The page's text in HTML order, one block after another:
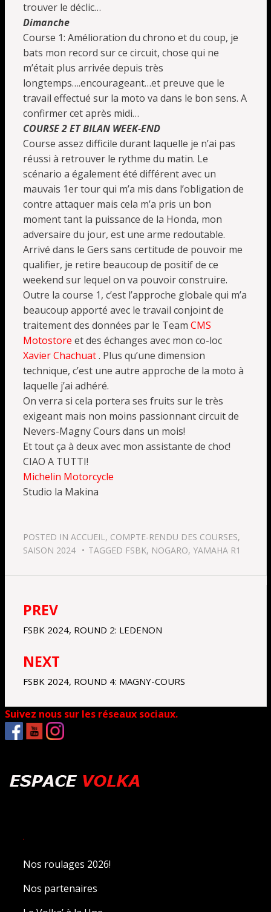
trouver le déclic…
Dimanche
Course 1: Amélioration du chrono et du coup, je
bats mon record sur ce circuit, chose qui ne
m’était plus arrivée depuis très
longtemps….encourageant…et preuve que le
travail effectué sur la moto va dans le bon sens. A
confirmer cet après midi…
COURSE 2 ET BILAN WEEK-END
Course assez difficile durant laquelle je n’ai pas
réussi à retrouver le rythme du matin. Le
scénario a également été différent avec un
mauvais 1er tour qui m’a mis dans l’obligation de
contre attaquer mais cela m’a pris un bon
moment tant la puissance de la Honda, mon
adversaire du jour, est une arme redoutable.
Arrivé dans le Gers sans certitude de pouvoir me
qualifier, je retire beaucoup de positif de ce
weekend sur lequel on va pouvoir construire.
Outre la course 1, c’est l’approche globale qui m’a
beaucoup apporté avec le travail conjoint de
traitement des données par le Team CMS
Motostore et des échanges avec mon co-loc
Xavier Chachuat. Plus qu’une dimension
technique, c’est une autre approche de la moto à
laquelle j’ai adhéré.
On verra si cela portera ses fruits sur le très
exigeant mais non moins passionnant circuit de
Nevers-Magny Cours dans un mois!
Et tout ça à deux avec mon assistante de choc!
CIAO A TUTTI!
Michelin Motorcycle
Studio la Makina
POSTED IN ACCUEIL, COMPTE-RENDU DES COURSES,
SAISON 2024
TAGGED FSBK, NOGARO, YAMAHA R1
Navigation
de
l’article
PREV
FSBK 2024, ROUND 2: LEDENON
NEXT
FSBK 2024, ROUND 4: MAGNY-COURS
Suivez nous sur les réseaux sociaux.
.
Nos roulages 2026!
Nos partenaires